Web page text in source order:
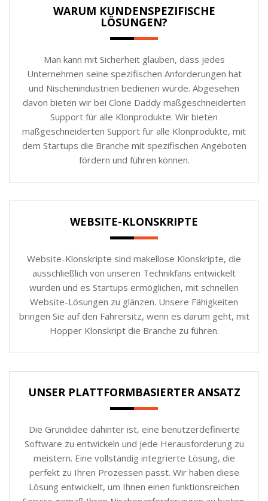
WARUM KUNDENSPEZIFISCHE
LÖSUNGEN?
Man kann mit Sicherheit glauben, dass jedes
Unternehmen seine spezifischen Anforderungen hat
und Nischenindustrien bedienen würde. Abgesehen
davon bieten wir bei Clone Daddy maßgeschneiderten
Support für alle Klonprodukte. Wir bieten
maßgeschneiderten Support für alle Klonprodukte, mit
dem Startups die Branche mit spezifischen Angeboten
fördern und führen können.
WEBSITE-KLONSKRIPTE
Website-Klonskripte sind makellose Klonskripte, die
ausschließlich von unseren Technikfans entwickelt
wurden und es Startups ermöglichen, mit schnellen
Website-Lösungen zu glänzen. Unsere Fähigkeiten
bringen Sie auf den Fahrersitz, wenn es darum geht, mit
Hopper Klonskript die Branche zu führen.
UNSER PLATTFORMBASIERTER ANSATZ
Die Grundidee dahinter ist, eine benutzerdefinierte
Software zu entwickeln und jede Herausforderung zu
meistern. Eine vollständig integrierte Lösung, die
perfekt zu Ihren Prozessen passt. Wir haben diese
Lösung entwickelt, um Ihnen einen funktionsreichen